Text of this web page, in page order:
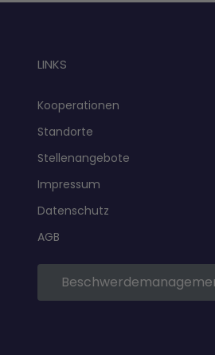
LINKS
Kooperationen
Standorte
Stellenangebote
Impressum
Datenschutz
AGB